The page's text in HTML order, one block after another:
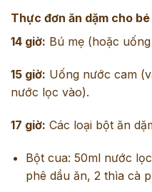
Thực đơn ăn dặm cho
14 giờ: Bú mẹ (hoặc
15 giờ: Uống nước cam
nước lọc vào).
17 giờ: Các loại bột ăn
Bột cua: 50ml nước
phê dầu ăn, 2 thìa cà